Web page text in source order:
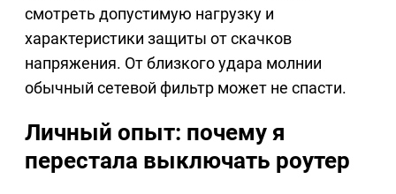
смотреть допустимую нагрузку и
характеристики защиты от скачков
напряжения. От близкого удара молнии
обычный сетевой фильтр может не спасти.
Личный опыт: почему я
перестала выключать роутер